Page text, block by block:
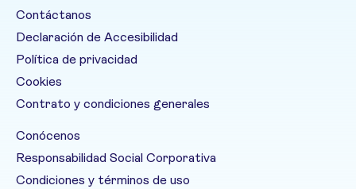
Contáctanos
Declaración de Accesibilidad
Política de privacidad
Cookies
Contrato y condiciones generales
Conócenos
Responsabilidad Social Corporativa
Condiciones y términos de uso